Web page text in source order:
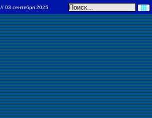
// 03 сентября 2025